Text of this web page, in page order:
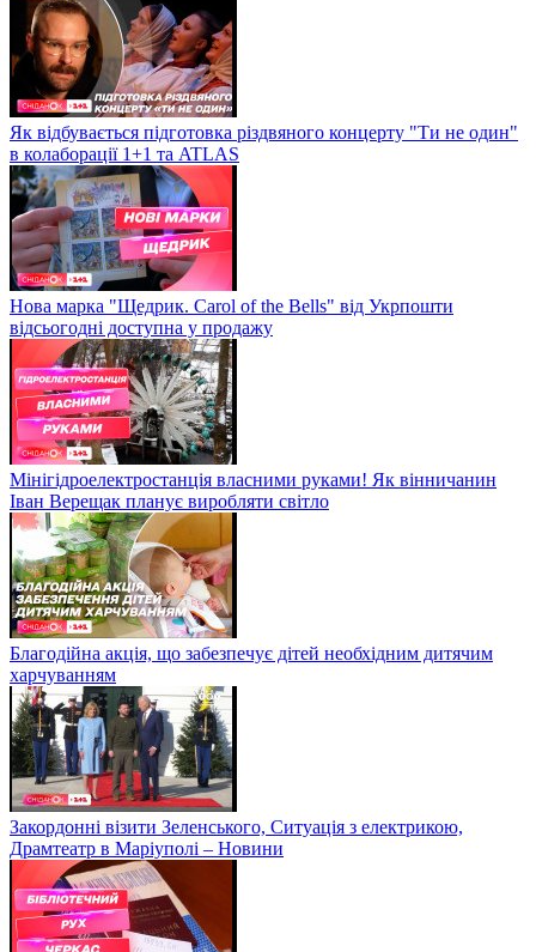
Як відбувається підготовка різдвяного концерту "Ти не один"
в колаборації 1+1 та ATLAS
Нова марка "Щедрик. Carol of the Bells" від Укрпошти
відсьогодні доступна у продажу
Мінігідроелектростанція власними руками! Як вінничанин
Іван Верещак планує виробляти світло
Благодійна акція, що забезпечує дітей необхідним дитячим
харчуванням
Закордонні візити Зеленського, Ситуація з електрикою,
Драмтеатр в Маріуполі – Новини